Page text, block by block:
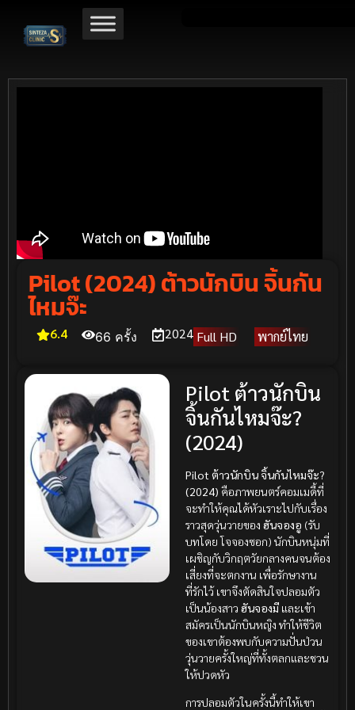
Pilot (2024) ต้าวนักบิน จิ้นกัน
ไหมจ๊ะ
6.4 66 ครั้ง 2024 Full HD พากย์ไทย
Pilot ต้าวนักบิน
จิ้นกันไหมจ๊ะ?
(2024)
Pilot ต้าวนักบิน จิ้นกันไหมจ๊ะ?
(2024) คือภาพยนตร์คอมเมดี้ที่
จะทำให้คุณได้หัวเราะไปกับเรื่อง
ราวสุดวุ่นวายของ ฮันจองอู (รับ
บทโดย โจจองซอก) นักบินหนุ่มที่
เผชิญกับวิกฤตวัยกลางคนจนต้อง
เสี่ยงที่จะตกงาน เพื่อรักษางาน
ที่รักไว้ เขาจึงตัดสินใจปลอมตัว
เป็นน้องสาว ฮันจองมี และเข้า
สมัครเป็นนักบินหญิง ทำให้ชีวิต
ของเขาต้องพบกับความปั่นป่วน
วุ่นวายครั้งใหญ่ที่ทั้งตลกและชวน
ให้ปวดหัว
การปลอมตัวในครั้งนี้ทำให้เขา